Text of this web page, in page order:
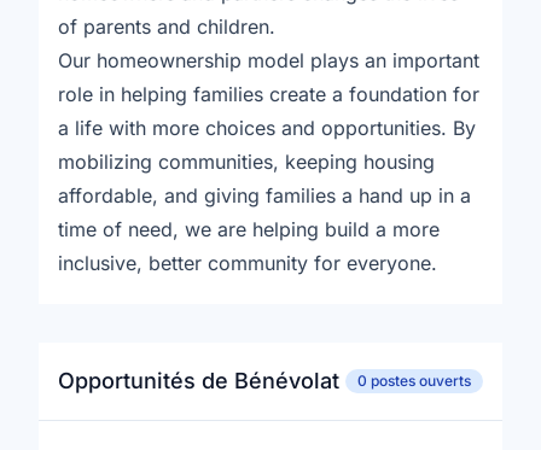
of parents and children.
Our homeownership model plays an important
role in helping families create a foundation for
a life with more choices and opportunities. By
mobilizing communities, keeping housing
affordable, and giving families a hand up in a
time of need, we are helping build a more
inclusive, better community for everyone.
Opportunités de Bénévolat 0 postes ouverts